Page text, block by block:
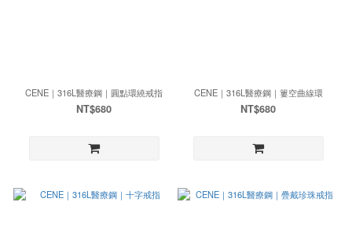
CENE｜316L醫療鋼｜圓點環繞戒指
NT$680
CENE｜316L醫療鋼｜簍空曲線環
NT$680